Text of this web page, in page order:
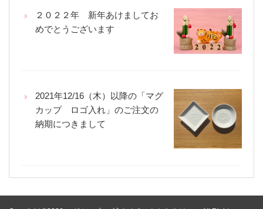
２０２２年 新年あけましてお
めでとうございます
2021年12/16（木）以降の「マグ
カップ ロゴ入れ」のご注文の
納期につきまして